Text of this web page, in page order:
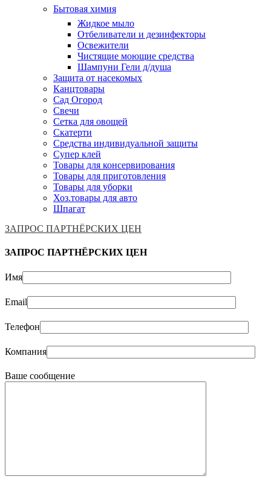
Бытовая химия
Жидкое мыло
Отбеливатели и дезинфекторы
Освежители
Чистящие моющие средства
Шампуни Гели д/душа
Защита от насекомых
Канцтовары
Сад Огород
Свечи
Сетка для овощей
Скатерти
Средства индивидуальной защиты
Супер клей
Товары для консервирования
Товары для приготовления
Товары для уборки
Хоз.товары для авто
Шпагат
ЗАПРОС ПАРТНЁРСКИХ ЦЕН
ЗАПРОС ПАРТНЁРСКИХ ЦЕН
Имя
Email
Телефон
Компания
Ваше сообщение